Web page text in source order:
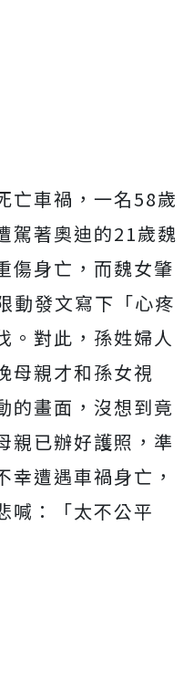
亡車禍，一名58歲
駕著奧迪的21歲魏
傷身亡，而魏女肇
動發文寫下「心疼
。對此，孫姓婦人
母親才和孫女視
的畫面，沒想到竟
親已辦好護照，準
幸遭遇車禍身亡，
喊：「太不公平